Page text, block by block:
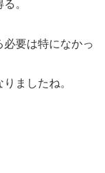
。
要は特になかっ
ましたね。